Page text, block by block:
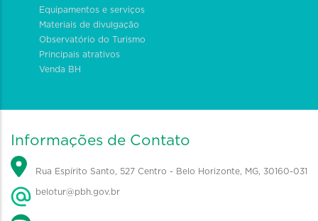
Equipamentos e serviços
Materiais de divulgação
Observatório do Turismo
Principais atrativos
Venda BH
Informações de Contato
Rua Espírito Santo, 527 Centro - Belo Horizonte, MG, 30160-031
belotur@pbh.gov.br